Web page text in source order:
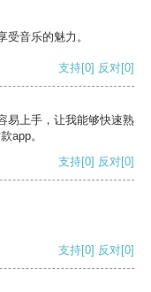
音乐的魅力。
支持[0] 反对[0]
易上手，让我能够快速熟
app。
支持[0] 反对[0]
支持[0] 反对[0]